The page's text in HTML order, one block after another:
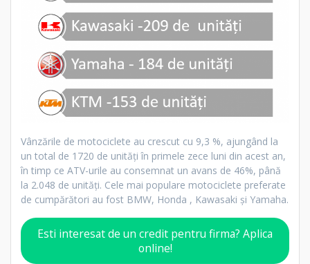
Vânzările de motociclete au crescut cu 9,3 %, ajungând la
un total de 1720 de unități în primele zece luni din acest an,
în timp ce ATV-urile au consemnat un avans de 46%, până
la 2.048 de unități. Cele mai populare motociclete preferate
de cumpărători au fost BMW, Honda , Kawasaki și Yamaha.
Esti interesat de un credit pentru firma? Aplica
online!